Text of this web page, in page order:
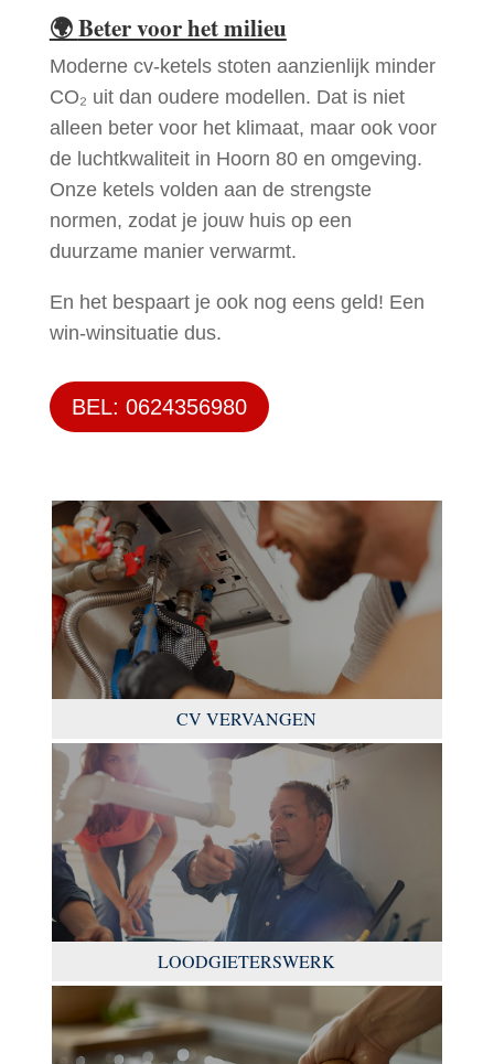
🌍Beter voor het milieu
Moderne cv-ketels stoten aanzienlijk minder
CO₂ uit dan oudere modellen. Dat is niet
alleen beter voor het klimaat, maar ook voor
de luchtkwaliteit in Hoorn 80 en omgeving.
Onze ketels volden aan de strengste
normen, zodat je jouw huis op een
duurzame manier verwarmt.
En het bespaart je ook nog eens geld! Een
win-winsituatie dus.
BEL: 0624356980
CV VERVANGEN
LOODGIETERSWERK